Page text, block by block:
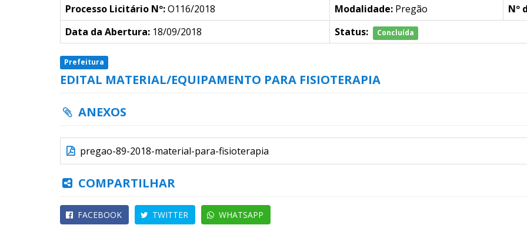
Processo Licitário Nº:O116/2018 Modalidade: Pregão Nº
Data da Abertura: 18/09/2018 Status: Concluída
Prefeitura
EDITAL MATERIAL/EQUIPAMENTO PARA FISIOTERAPIA
ANEXOS
pregao-89-2018-material-para-fisioterapia
COMPARTILHAR
FACEBOOK TWITTER WHATSAPP